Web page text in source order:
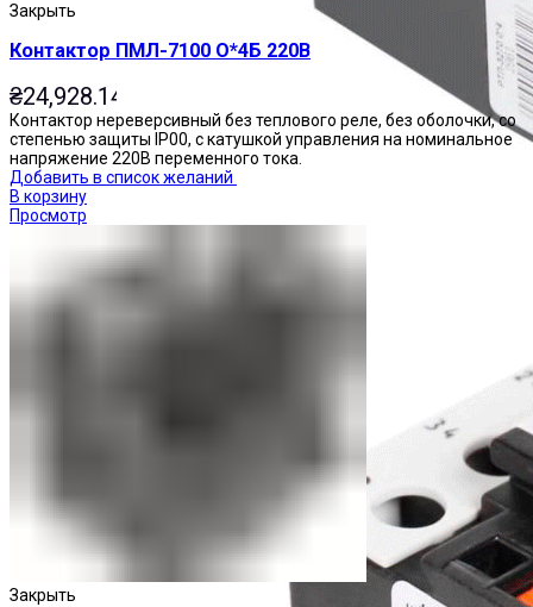
Реле тепловые
Закрыть
Контактор ПМЛ-7100 О*4Б 220В
₴24,928.14
Контактор нереверсивный без теплового реле, без оболочки, со
степенью защиты IP00, с катушкой управления на номинальное
напряжение 220В переменного тока.
Добавить в список желаний
В корзину
Просмотр
Закрыть